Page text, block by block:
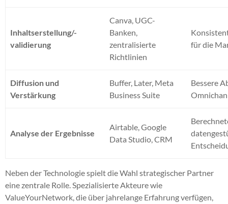
Inhaltserstellung/-
validierung
Canva, UGC-
Banken,
zentralisierte
Richtlinien
für die
Diffusion und
Verstärkung
Buffer, Later, Meta
Business Suite
Bessere
Analyse der Ergebnisse
Airtable, Google
Data Studio, CRM
Neben der Technologie spielt die Wahl strategischer Partner
eine zentrale Rolle. Spezialisierte Akteure wie
ValueYourNetwork, die über jahrelange Erfahrung verfügen,